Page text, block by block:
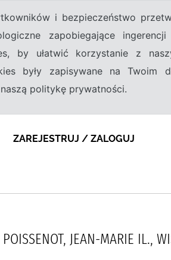
i bezpieczeństwo
zapobiegające
by ułatwić korzystanie z
były zapisywane na Twoim
politykę prywatności.
ZAREJESTRUJ / ZALOGUJ
JEAN-MARIE IL.,